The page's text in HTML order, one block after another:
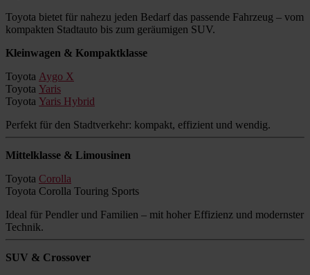
Toyota bietet für nahezu jeden Bedarf das passende Fahrzeug – vom
kompakten Stadtauto bis zum geräumigen SUV.
Kleinwagen & Kompaktklasse
Toyota Aygo X
Toyota Yaris
Toyota Yaris Hybrid
Perfekt für den Stadtverkehr: kompakt, effizient und wendig.
Mittelklasse & Limousinen
Toyota Corolla
Toyota Corolla Touring Sports
Ideal für Pendler und Familien – mit hoher Effizienz und modernster
Technik.
SUV & Crossover